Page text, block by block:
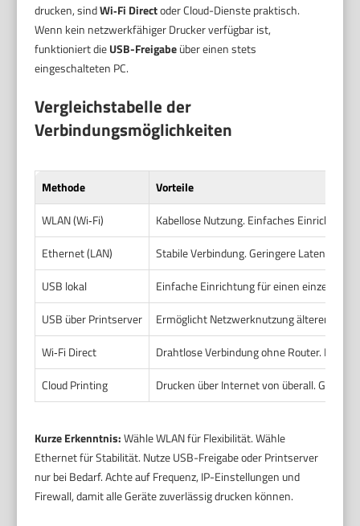
drucken, sindWi‑Fi Directoder Cloud-Dienste praktisch.
Wenn kein netzwerkfähiger Drucker verfügbar ist,
funktioniert dieUSB-Freigabeüber einen stets
eingeschalteten PC.
Vergleichstabelle der
Verbindungsmöglichkeiten
Methode
Vorteile
WLAN (Wi‑Fi)
Kabellose Nutzung. Einfaches Einrichten
Ethernet (LAN)
Stabile Verbindung. Geringere Latenz.
USB lokal
Einfache Einrichtung für einen einzelnen
USB über Printserver
Ermöglicht Netzwerknutzung älterer
Wi‑Fi Direct
Drahtlose Verbindung ohne Router.
Cloud Printing
Drucken über Internet von überall. Gut
Kurze Erkenntnis:Wähle WLAN für Flexibilität. Wähle
Ethernet für Stabilität. Nutze USB-Freigabe oder Printserver
nur bei Bedarf. Achte auf Frequenz, IP-Einstellungen und
Firewall, damit alle Geräte zuverlässig drucken können.